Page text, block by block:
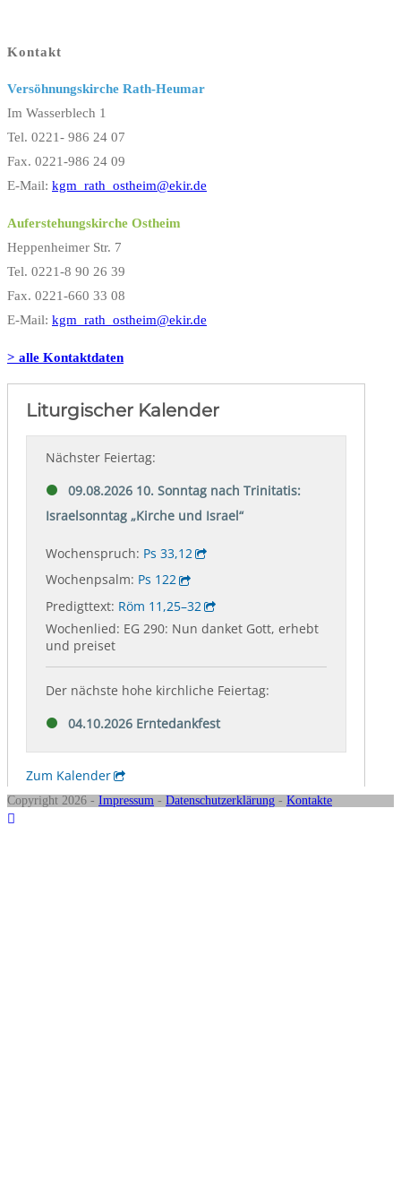
Kontakt
Versöhnungskirche Rath-Heumar
Im Wasserblech 1
Tel. 0221- 986 24 07
Fax. 0221-986 24 09
E-Mail: kgm_rath_ostheim@ekir.de
Auferstehungskirche Ostheim
Heppenheimer Str. 7
Tel. 0221-8 90 26 39
Fax. 0221-660 33 08
E-Mail: kgm_rath_ostheim@ekir.de
> alle Kontaktdaten
Copyright 2026 - Impressum - Datenschutzerklärung - Kontakte